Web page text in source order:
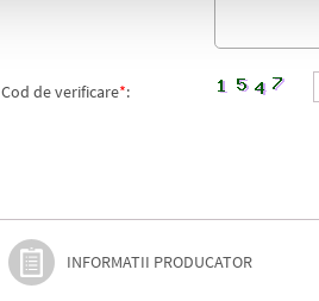
Cod de verificare*:
INFORMATII PRODUCATOR